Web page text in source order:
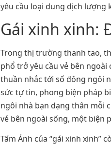
yêu cầu loại dung dịch
Gái xinh xinh:
Trong thị trường thanh tao,
phổ trở yêu cầu vẻ bên
thuần nhắc tới số đông ngôi
sức tự tin, phong biện pháp
ngôi nhà bạn dạng thân mỗi
vẻ bên ngoài sống, một biện
Tấm Ảnh của “gái xinh xinh”